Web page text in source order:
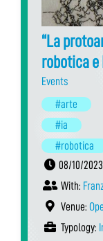
“La
robotica e
Events
#arte
#ia
#robotica
08/10/2023
With:
Venue:
Typology: